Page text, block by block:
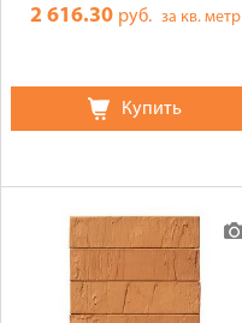
2 616.30 руб. за кв. метр
Купить